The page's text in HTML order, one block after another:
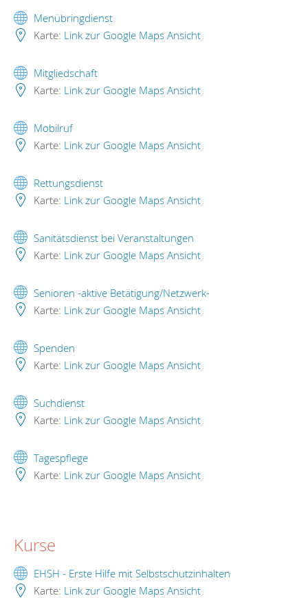
Menübringdienst
Karte: Link zur Google Maps Ansicht
Mitgliedschaft
Karte: Link zur Google Maps Ansicht
Mobilruf
Karte: Link zur Google Maps Ansicht
Rettungsdienst
Karte: Link zur Google Maps Ansicht
Sanitätsdienst bei Veranstaltungen
Karte: Link zur Google Maps Ansicht
Senioren -aktive Betätigung/Netzwerk-
Karte: Link zur Google Maps Ansicht
Spenden
Karte: Link zur Google Maps Ansicht
Suchdienst
Karte: Link zur Google Maps Ansicht
Tagespflege
Karte: Link zur Google Maps Ansicht
Kurse
EHSH - Erste Hilfe mit Selbstschutzinhalten
Karte: Link zur Google Maps Ansicht